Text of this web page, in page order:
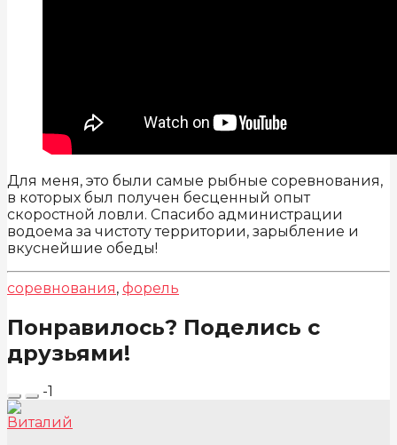
Для меня, это были самые рыбные соревнования,
в которых был получен бесценный опыт
скоростной ловли. Спасибо администрации
водоема за чистоту территории, зарыбление и
вкуснейшие обеды!
соревнования, форель
Понравилось? Поделись с
друзьями!
-1